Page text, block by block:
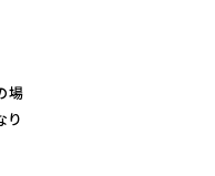
場
り